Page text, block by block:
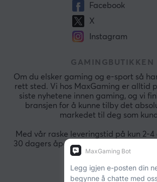
Facebook
X
Instagram
GAMINGBUTIKKEN
Om du elsker gaming og e-sport så
rett sted. Vi hos MaxGaming er alltid
siste nyhetene innen gaming, og vi
bransjen for å kunne tilby det
markedet til deg som
Med vår raske leveringstid på kun 2-4
30 dagers åpent kjøp så kan du alltid
sikkert.